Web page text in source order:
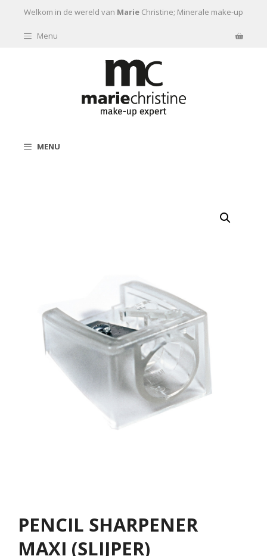
Ga naar de inhoud
Welkom in de wereld van Marie Christine; Minerale make-up
Menu
MENU
PENCIL SHARPENER
MAXI (SLIJPER)